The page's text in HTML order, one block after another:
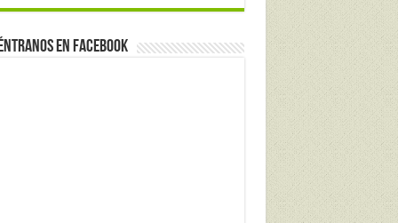
en Facebook